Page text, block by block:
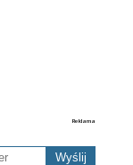
Wyślij